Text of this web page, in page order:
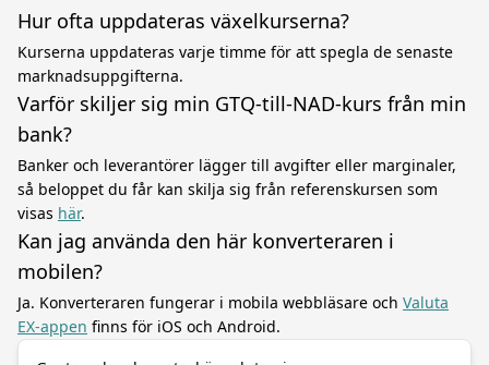
Hur ofta uppdateras växelkurserna?
Kurserna uppdateras varje timme för att spegla de senaste
marknadsuppgifterna.
Varför skiljer sig min GTQ-till-NAD-kurs från min
bank?
Banker och leverantörer lägger till avgifter eller marginaler,
så beloppet du får kan skilja sig från referenskursen som
visas här.
Kan jag använda den här konverteraren i
mobilen?
Ja. Konverteraren fungerar i mobila webbläsare och Valuta
EX-appen finns för iOS och Android.